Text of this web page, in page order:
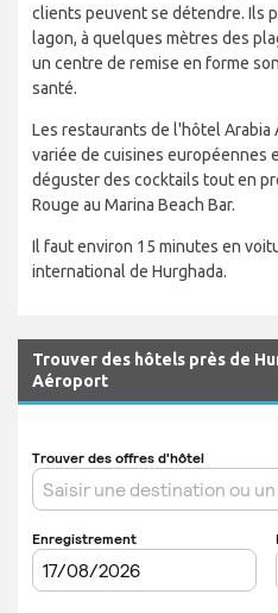
clients peuvent se détendre. Ils
lagon, à quelques mètres des
un centre de remise en forme
santé.
Les restaurants de l'hôtel
variée de cuisines européennes
déguster des cocktails tout en
Rouge au Marina Beach Bar.
Il faut environ 15 minutes en
international de Hurghada.
Trouver des hôtels près de
Aéroport